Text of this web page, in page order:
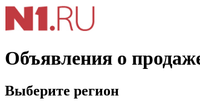
Объявления о
Выберите регион